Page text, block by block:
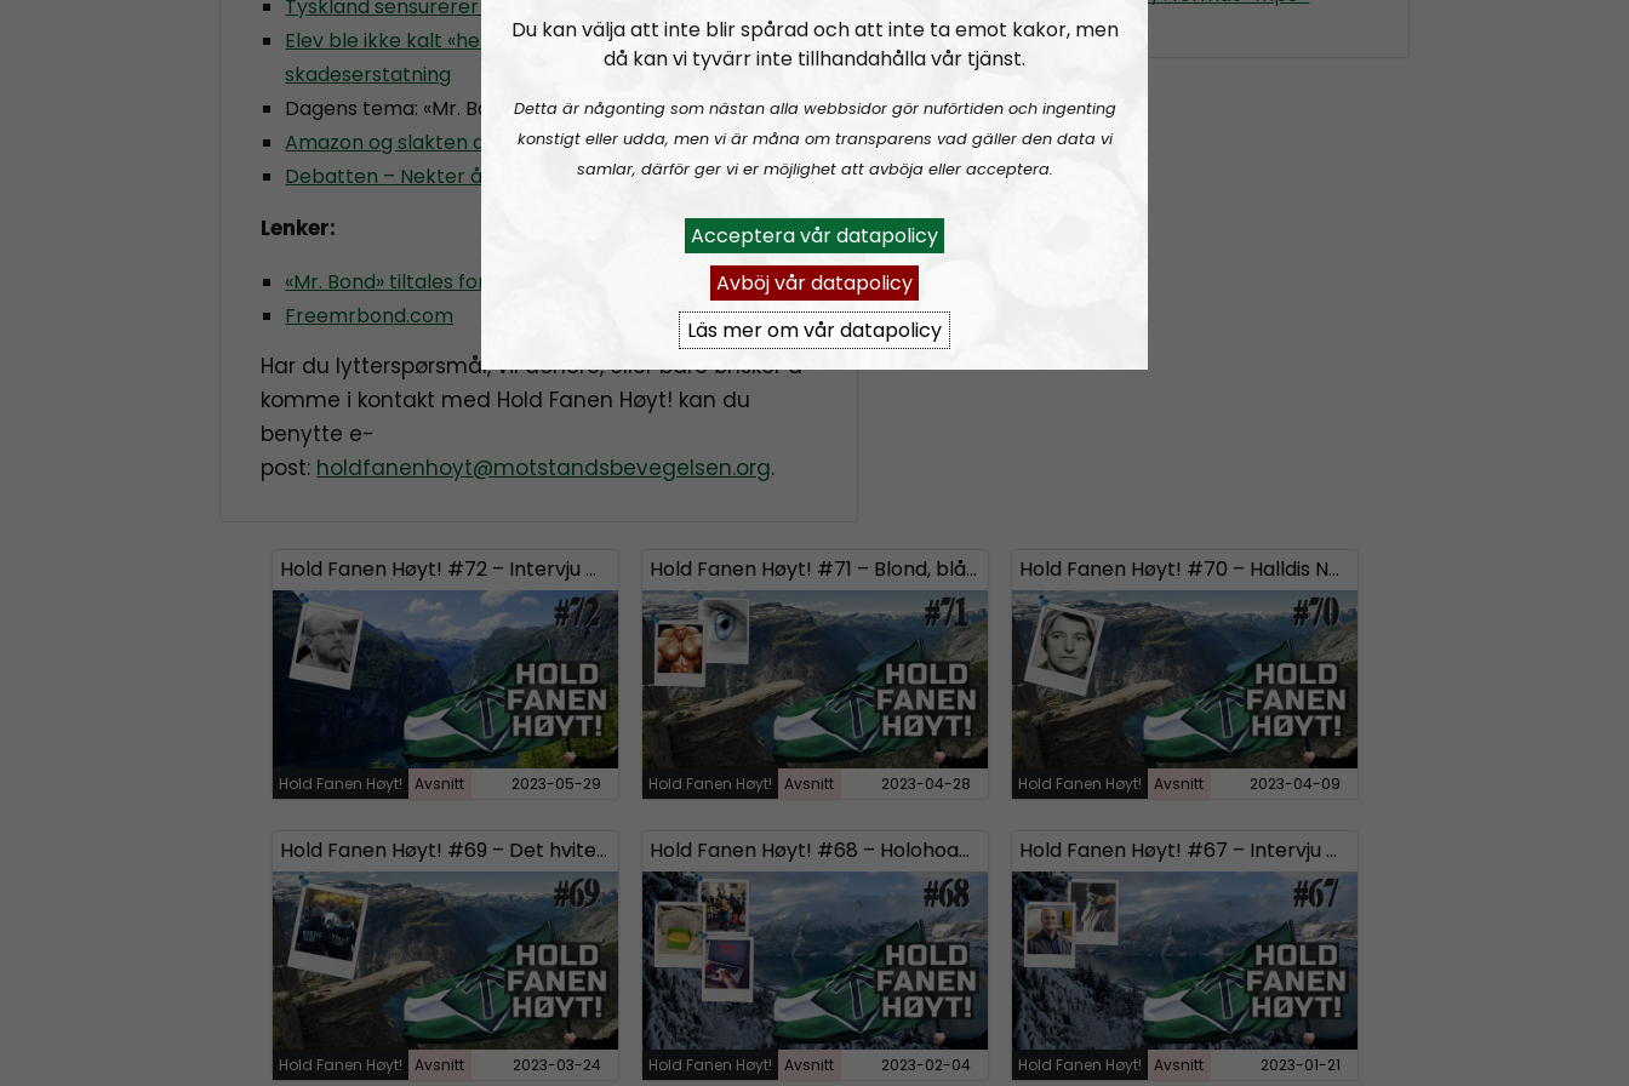
Tyskland sensurerer Telegram
Elev ble ikke kalt «hen» av lærer – får 150 000 kroner i
skadeserstatning
Dagens tema: «Mr. Bond»
Amazon og slakten av Tolkiens ettermæle
Debatten – Nekter å være norsk
Lenker:
«Mr. Bond» tiltales for «å fremme nasjonalsosialismen»
Freemrbond.com
Har du lytterspørsmål, vil donere, eller bare ønsker å
komme i kontakt med Hold Fanen Høyt! kan du
benytte e-
post: holdfanenhoyt@motstandsbevegelsen.org.
rss&show=hold-fanen-hyt
Hold Fanen Høyt! #72 – Intervju med Marcus Hansson
Hold Fanen Høyt! Avsnitt 2023-05-29
Hold Fanen Høyt! #71 – Blond, blåøyd og anabole steroider
Hold Fanen Høyt! Avsnitt 2023-04-28
Hold Fanen Høyt! #70 – Halldis Neegård Østbye
Hold Fanen Høyt! Avsnitt 2023-04-09
Hold Fanen Høyt! #69 – Det hvite sinnet
Hold Fanen Høyt! Avsnitt 2023-03-24
Hold Fanen Høyt! #68 – Holohoaxdagen, Based ukrainere og Pornografi
Hold Fanen Høyt! Avsnitt 2023-02-04
Hold Fanen Høyt! #67 – Intervju med tidligere SD-politikere
Hold Fanen Høyt! Avsnitt 2023-01-21
Du kan välja att inte blir spårad och att inte ta emot kakor, men
då kan vi tyvärr inte tillhandahålla vår tjänst.
Detta är någonting som nästan alla webbsidor gör nuförtiden och ingenting
konstigt eller udda, men vi är måna om transparens vad gäller den data vi
samlar, därför ger vi er möjlighet att avböja eller acceptera.
Acceptera vår datapolicy
Avböj vår datapolicy
Läs mer om vår datapolicy